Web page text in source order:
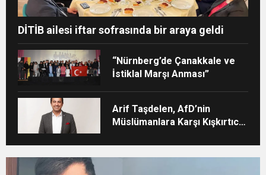
DİTİB ailesi iftar sofrasında bir araya geldi
“Nürnberg’de Çanakkale ve
İstiklal Marşı Anması”
Arif Taşdelen, AfD’nin
Müslümanlara Karşı Kışkırtıcı